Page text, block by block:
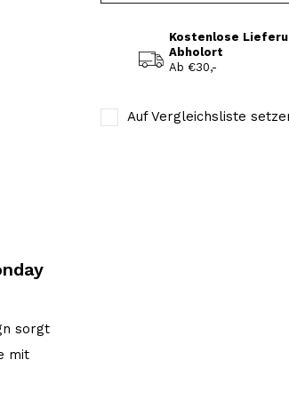
Kostenlose
Abholort
Ab €30,-
Auf Vergleichsliste
sorgt
mit